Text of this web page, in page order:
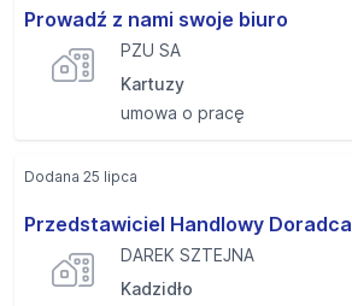
Prowadź z nami swoje biuro
PZU SA
Kartuzy
umowa o pracę
Przedstawiciel Handlowy Doradca
DAREK SZTEJNA
Kadzidło
Dodana 25 lipca